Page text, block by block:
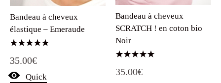
Bandeau à cheveux
élastique – Emeraude
5.00
35.00€
Quick
Bandeau à cheveux
SCRATCH ! en coton bio
Noir
5.00
35.00€